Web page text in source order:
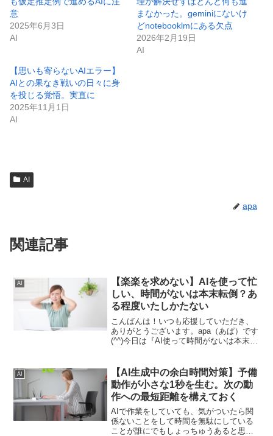
意
2025年6月3日
AI
まなかった。geminiにないけ
どnotebooklmにある欠点
2026年2月19日
AI
【思いも寄らないAIエラー】
AIとの果なき戦いの日々に身
を投じる覚悟。実直に
2025年11月1日
AI
AI
apa
関連記事
AI
【楽楽を求めない】AIを使って忙
しい、時間がないは本末転倒？あ
る程度いたしかたない
こんばんは！いつも応援していただき、
ありがとうございます。apa（あぱ）です
(^^)今日は『AI使って時間がないは本末転
る人は増えていると思うのですが、この
AIでSE...
AI
【AI生成中の余白時間対策】予備
動作が小さな1秒を生む。次の動
作への最短距離を構えておく
AIで作業をしていても、気がついたら関
係ないことをして時間を無駄にしている
ことが誰にでもしょっちゅうあると思い